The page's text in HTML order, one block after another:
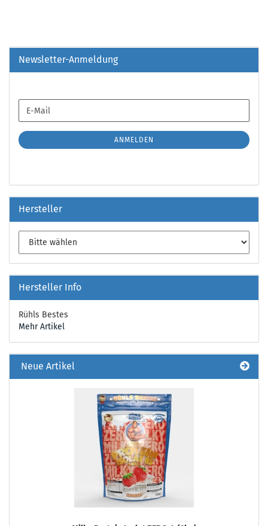
Newsletter-Anmeldung
ZUR
ANMELDUNG
E-
Mail
ANMELDEN
Hersteller
Hersteller Info
Rühls Bestes
Mehr Artikel
Neue Artikel